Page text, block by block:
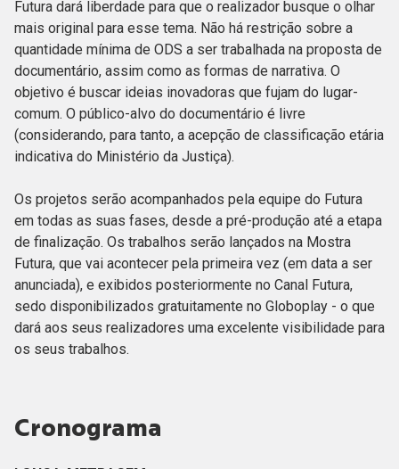
Futura dará liberdade para que o realizador busque o olhar
mais original para esse tema. Não há restrição sobre a
quantidade mínima de ODS a ser trabalhada na proposta de
documentário, assim como as formas de narrativa. O
objetivo é buscar ideias inovadoras que fujam do lugar-
comum. O público-alvo do documentário é livre
(considerando, para tanto, a acepção de classificação etária
indicativa do Ministério da Justiça).
Os projetos serão acompanhados pela equipe do Futura
em todas as suas fases, desde a pré-produção até a etapa
de finalização. Os trabalhos serão lançados na Mostra
Futura, que vai acontecer pela primeira vez (em data a ser
anunciada), e exibidos posteriormente no Canal Futura,
sedo disponibilizados gratuitamente no Globoplay - o que
dará aos seus realizadores uma excelente visibilidade para
os seus trabalhos.
Cronograma